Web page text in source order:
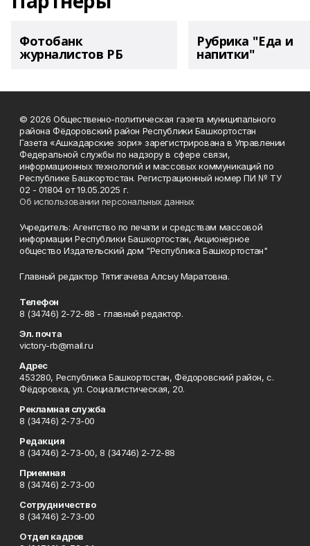
Фотобанк
журналистов РБ
Рубрика "Еда и
напитки"
© 2026 Общественно-политическая газета муниципального
района Фёдоровский район Республики Башкортостан
Газета «Ашкадарские зори» зарегистрирована в Управлении
Федеральной службы по надзору в сфере связи,
информационных технологий и массовых коммуникаций по
Республике Башкортостан. Регистрационный номер ПИ № ТУ
02 - 01804 от 19.05.2025 г.
Об использовании персональных данных
Учредитель: Агентство по печати и средствам массовой
информации Республики Башкортостан, Акционерное
общество Издательский дом "Республика Башкортостан"
Главный редактор Тятигачева Алсыу Маратовна.
Телефон
8 (34746) 2-72-88 - главный редактор.
Эл. почта
victory-rb@mail.ru
Адрес
453280, Республика Башкортостан, Фёдоровский район, с.
Фёдоровка, ул. Социалистическая, 20.
Рекламная служба
8 (34746) 2-73-00
Редакция
8 (34746) 2-73-00, 8 (34746) 2-72-88
Приемная
8 (34746) 2-73-00
Сотрудничество
8 (34746) 2-73-00
Отдел кадров